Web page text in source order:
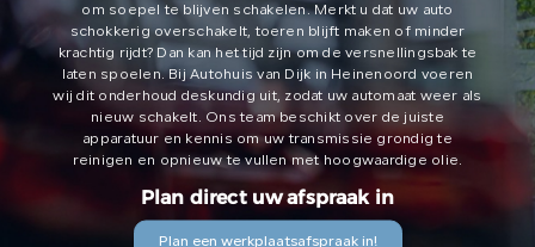
WERKPLAATS
DIENSTEN
OVER ONS
om soepel te blijven schakelen. Merkt u dat uw auto
schokkerig overschakelt, toeren blijft maken of minder
krachtig rijdt? Dan kan het tijd zijn om de versnellingsbak te
laten spoelen. Bij Autohuis van Dijk in Heinenoord voeren
wij dit onderhoud deskundig uit, zodat uw automaat weer als
nieuw schakelt. Ons team beschikt over de juiste
apparatuur en kennis om uw transmissie grondig te
reinigen en opnieuw te vullen met hoogwaardige olie.
Plan direct uw afspraak in
Plan een werkplaatsafspraak in!